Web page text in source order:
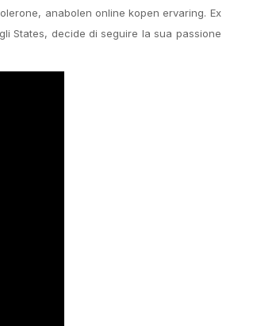
anabolen online kopen ervaring. Ex
States, decide di seguire la sua passione